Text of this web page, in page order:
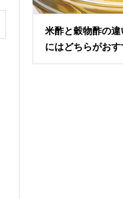
米酢と穀物酢の
にはどちらがおす